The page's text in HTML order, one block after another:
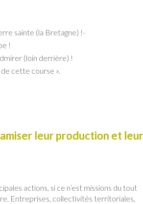
sainte (la Bretagne) !-
!
(loin derrière) !
cette course ».
leur production et
actions, si ce n’est missions du tout
Entreprises, collectivités territoriales,